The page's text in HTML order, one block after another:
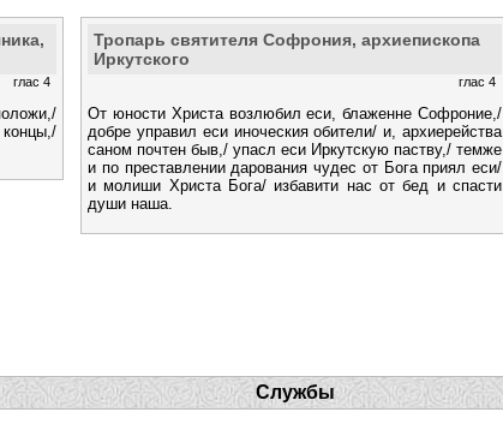
глас 4
Тропарь святителя Софрония, архиепископа
Иркутского
глас 4
От юности Христа возлюбил еси, блаженне Софроние,/
добре управил еси иноческия обители/ и, архиерейства
саном почтен быв,/ упасл еси Иркутскую паству,/ темже
и по преставлении дарования чудес от Бога приял еси/
и молиши Христа Бога/ избавити нас от бед и спасти
души наша.
Службы